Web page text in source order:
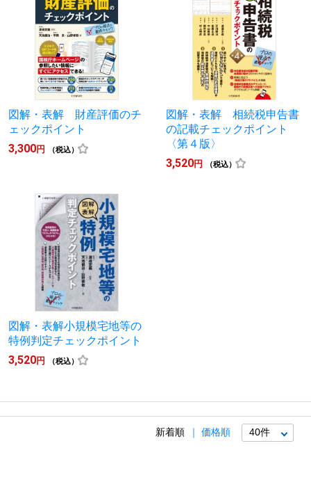
図解・表解 財産評価のチ
ェックポイント
3,300円 （税込）
図解・表解 相続税申告書
の記載チェックポイント
〈第４版〉
3,520円 （税込）
図解・表解小規模宅地等の
特例判定チェックポイント
3,520円 （税込）
新着順 価格順